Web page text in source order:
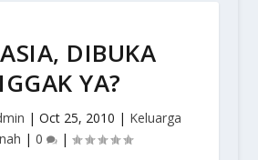
DIBUKA
YA?
|Oct 25, 2010 | Keluarga
| 0 |